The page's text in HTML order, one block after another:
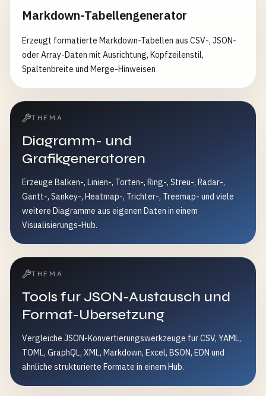
Markdown-Tabellengenerator
Erzeugt formatierte Markdown-Tabellen aus CSV-, JSON-
oder Array-Daten mit Ausrichtung, Kopfzeilenstil,
Spaltenbreite und Merge-Hinweisen
THEMA
Diagramm- und
Grafikgeneratoren
Erzeuge Balken-, Linien-, Torten-, Ring-, Streu-, Radar-,
Gantt-, Sankey-, Heatmap-, Trichter-, Treemap- und viele
weitere Diagramme aus eigenen Daten in einem
Visualisierungs-Hub.
THEMA
Tools fur JSON-Austausch und
Format-Ubersetzung
Vergleiche JSON-Konvertierungswerkzeuge fur CSV, YAML,
TOML, GraphQL, XML, Markdown, Excel, BSON, EDN und
ahnliche strukturierte Formate in einem Hub.